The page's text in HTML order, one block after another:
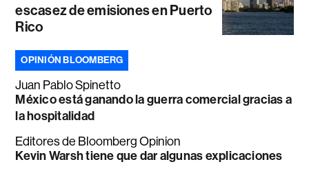
escasez de emisiones en Puerto
Rico
OPINIÓN BLOOMBERG
Juan Pablo Spinetto
México está ganando la guerra comercial gracias a
la hospitalidad
Editores de Bloomberg Opinion
Kevin Warsh tiene que dar algunas explicaciones